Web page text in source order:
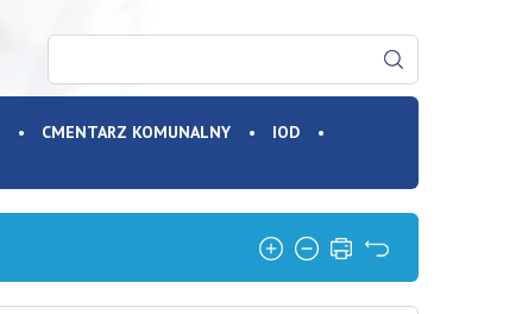
CMENTARZ KOMUNALNY
IOD